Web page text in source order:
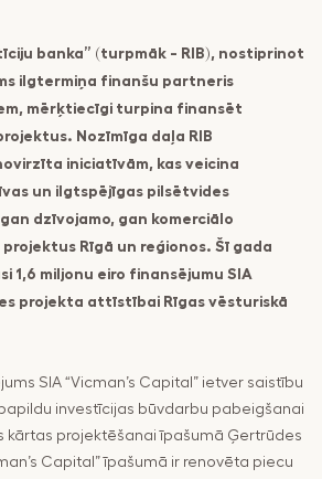
banka” (turpmāk - RIB), nostiprinot
ilgtermiņa finanšu partneris
mērķtiecīgi turpina finansēt
Nozīmīga daļa RIB
iniciatīvām, kas veicina
un ilgtspējīgas pilsētvides
dzīvojamo, gan komerciālo
Rīgā un reģionos. Šī gada
1,6 miljonu eiro finansējumu SIA
projekta attīstībai Rīgas vēsturiskā
SIA “Vicman’s Capital” ietver saistību
investīcijas būvdarbu pabeigšanai
kārtas projektēšanai īpašumā Ģertrūdes
Capital” īpašumā ir renovēta piecu